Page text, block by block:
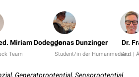
Miriam Dodegge
Team
Jonas Dunzinger
Student/in der Humanmedizin
Dr.
Arzt |
Generatorpotential, Sensorpotential